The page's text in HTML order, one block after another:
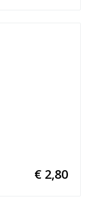
€ 2,80